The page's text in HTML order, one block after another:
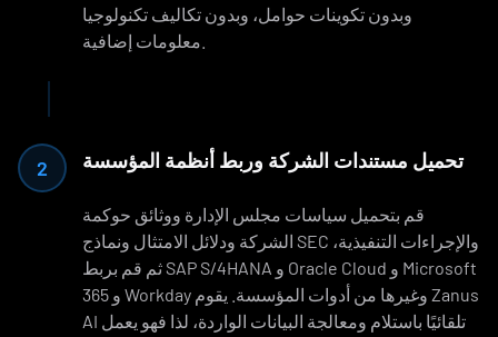
وبدون تكوينات حوامل، وبدون تكاليف تكنولوجيا
2 تحميل مستندات الشركة وربط أنظمة المؤسسة
قم بتحميل سياسات مجلس الإدارة ووثائق حوكمة
الشركة ودلائل الامتثال ونماذج SEC والإجراءات التنفيذية،
ثم قم بربط SAP S/4HANA و Oracle Cloud و Microsoft
365 و Workday وغيرها من أدوات المؤسسة. يقوم Zanus
AI تلقائيًا باستلام ومعالجة البيانات الواردة، لذا فهو يعمل